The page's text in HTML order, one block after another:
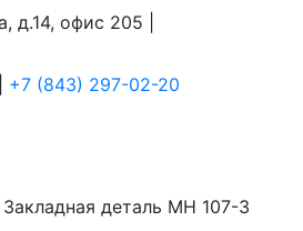
д.14, офис 205 |
+7 (843) 297-02-20
Закладная деталь МН 107-3